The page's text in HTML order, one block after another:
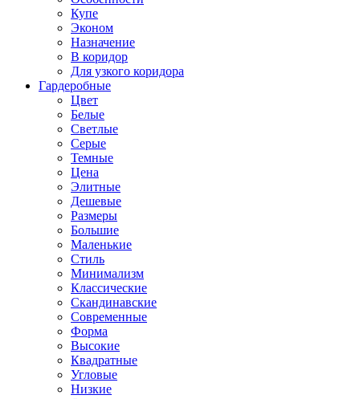
Купе
Эконом
Назначение
В коридор
Для узкого коридора
Гардеробные
Цвет
Белые
Светлые
Серые
Темные
Цена
Элитные
Дешевые
Размеры
Большие
Маленькие
Стиль
Минимализм
Классические
Скандинавские
Современные
Форма
Высокие
Квадратные
Угловые
Низкие